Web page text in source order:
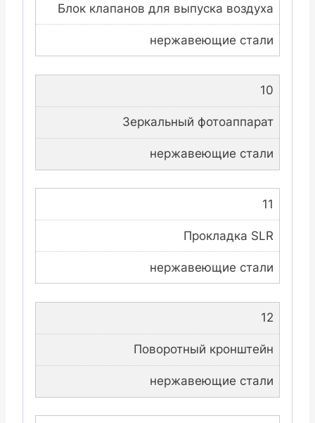
Блок клапанов для выпуска воздуха
нержавеющие стали
10
Зеркальный фотоаппарат
нержавеющие стали
11
Прокладка SLR
нержавеющие стали
12
Поворотный кронштейн
нержавеющие стали